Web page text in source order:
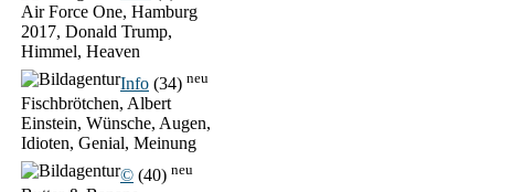
Air Force One, Hamburg
2017, Donald Trump,
Himmel, Heaven
Info (34) neu
Fischbrötchen, Albert
Einstein, Wünsche, Augen,
Idioten, Genial, Meinung
© (40) neu